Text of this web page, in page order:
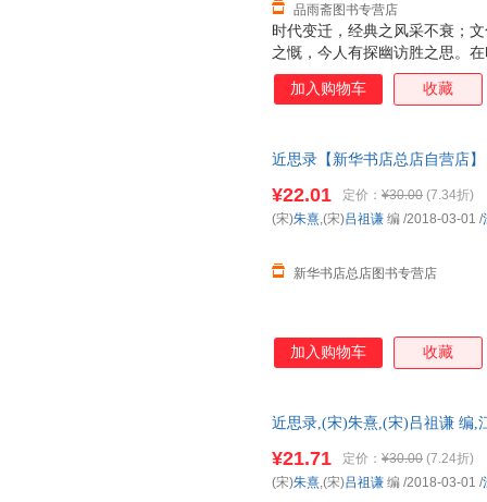
时代变迁，经典之风采不衰；
之慨，今人有探幽访胜之思。
的踪迹愈来愈难寻觅，给倾慕
印《格言联壁（繁体坚排版）
品雨斋图书专营店
加入购物车 收藏
近思录【新华书店总店自营店
¥22.01 定价： ¥30.00 (7.34折)
新华书店总店图书专营店
(宋)朱熹,(宋)吕祖谦 编 /2018-03-01 /
加入购物车 收藏
近思录,(宋)朱熹,(宋)吕祖谦 编,
13284178503
¥21.71 定价： ¥30.00 (7.24折)
(宋)朱熹,(宋)吕祖谦 编 /2018-03-01 /